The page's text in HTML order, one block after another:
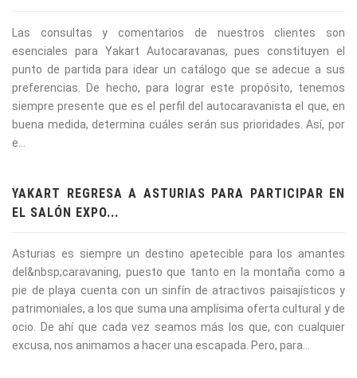
Las consultas y comentarios de nuestros clientes son
esenciales para Yakart Autocaravanas, pues constituyen el
punto de partida para idear un catálogo que se adecue a sus
preferencias. De hecho, para lograr este propósito, tenemos
siempre presente que es el perfil del autocaravanista el que, en
buena medida, determina cuáles serán sus prioridades. Así, por
e...
YAKART REGRESA A ASTURIAS PARA PARTICIPAR EN
EL SALÓN EXPO...
Asturias es siempre un destino apetecible para los amantes
del&nbsp;caravaning, puesto que tanto en la montaña como a
pie de playa cuenta con un sinfín de atractivos paisajísticos y
patrimoniales, a los que suma una amplísima oferta cultural y de
ocio. De ahí que cada vez seamos más los que, con cualquier
excusa, nos animamos a hacer una escapada. Pero, para...